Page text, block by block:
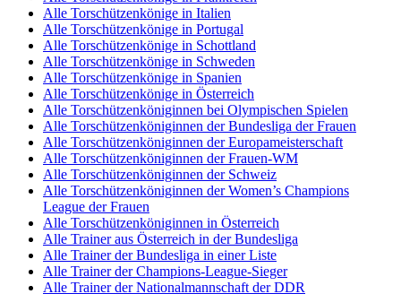
Alle Torschützenkönige in Italien
Alle Torschützenkönige in Portugal
Alle Torschützenkönige in Schottland
Alle Torschützenkönige in Schweden
Alle Torschützenkönige in Spanien
Alle Torschützenkönige in Österreich
Alle Torschützenköniginnen bei Olympischen Spielen
Alle Torschützenköniginnen der Bundesliga der Frauen
Alle Torschützenköniginnen der Europameisterschaft
Alle Torschützenköniginnen der Frauen-WM
Alle Torschützenköniginnen der Schweiz
Alle Torschützenköniginnen der Women’s Champions
League der Frauen
Alle Torschützenköniginnen in Österreich
Alle Trainer aus Österreich in der Bundesliga
Alle Trainer der Bundesliga in einer Liste
Alle Trainer der Champions-League-Sieger
Alle Trainer der Nationalmannschaft der DDR